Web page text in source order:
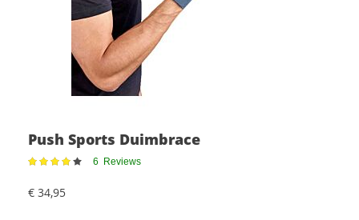
Push Sports Duimbrace
Waardering:6 Reviews
€ 34,95